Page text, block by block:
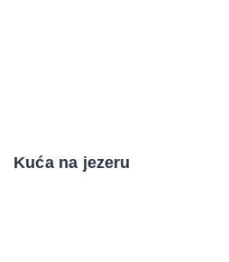
Kuća na jezeru